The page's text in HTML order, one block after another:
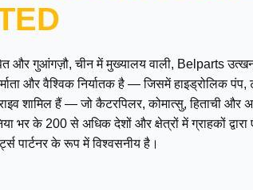
और गुआंगज़ौ, चीन में मुख्यालय वाली, Belparts
और वैश्विक निर्यातक है — जिसमें हाइड्रोलिक पंप,
शामिल हैं — जो कैटरपिलर, कोमात्सु, हिताची और
भर के 200 से अधिक देशों और क्षेत्रों में ग्राहकों
पार्टनर के रूप में विश्वसनीय है।